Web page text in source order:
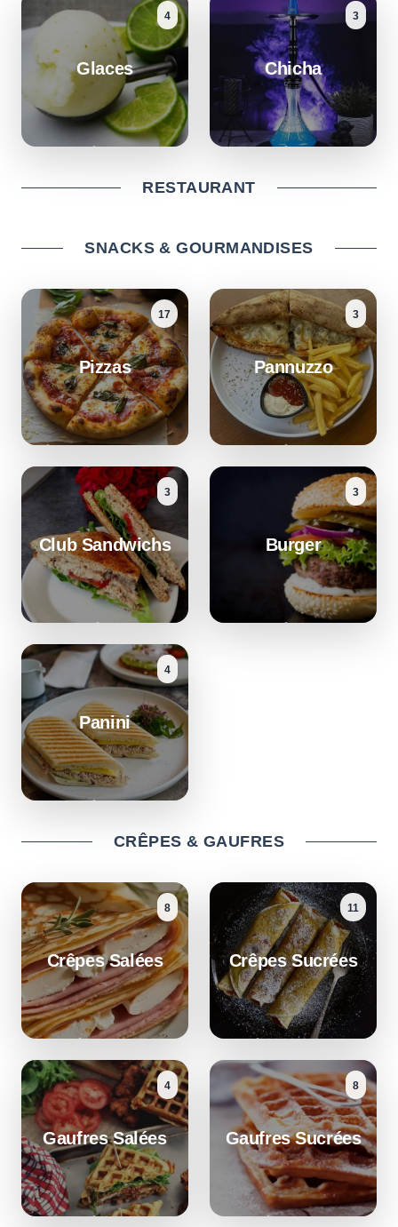
Glaces
4
Chicha
3
RESTAURANT
SNACKS & GOURMANDISES
Pizzas
17
Pannuzzo
3
Club Sandwichs
3
Burger
3
Panini
4
CRÊPES & GAUFRES
Crêpes Salées
8
Crêpes Sucrées
11
Gaufres Salées
4
Gaufres Sucrées
8